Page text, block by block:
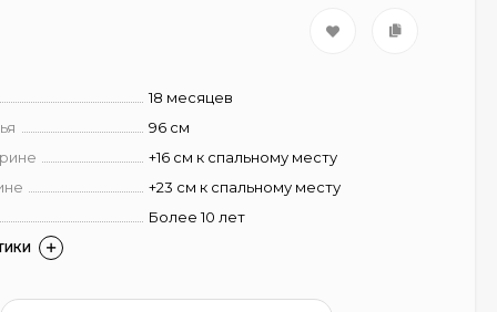
18 месяцев
96 см
+16 см к спальному месту
+23 см к спальному месту
Более 10 лет